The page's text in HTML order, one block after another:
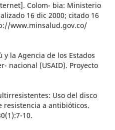
Colom- bia: Ministerio
16 dic 2000; citado 16
www.minsalud.gov.co/
la Agencia de los Estados
nacional (USAID). Proyecto
Uso del disco
resistencia a antibióticos.
10.